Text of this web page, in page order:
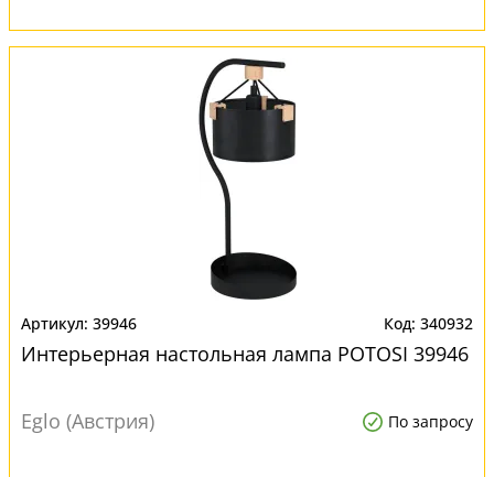
39946 340932
Интерьерная настольная лампа POTOSI 39946
Eglo (Австрия) По запросу